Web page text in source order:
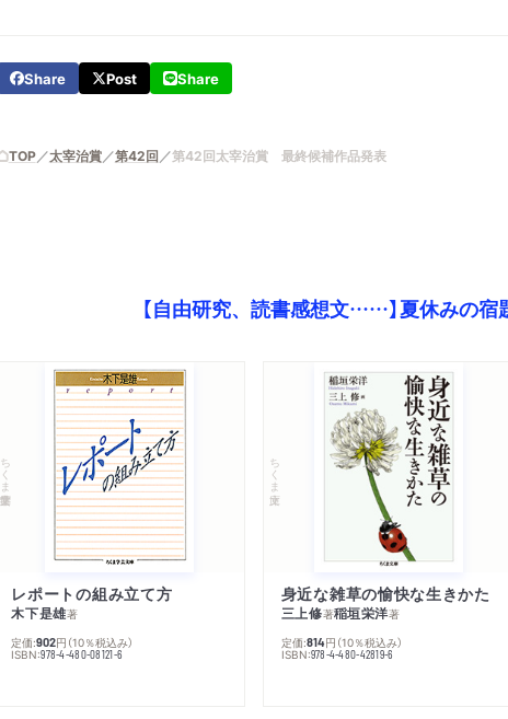
Share Post Share
TOP 太宰治賞 第42回 第42回太宰治賞 最終候補作品発表
【自由研究、読書感想文……】夏休みの宿
ちくま学芸文庫
レポートの組み立て方
木下是雄著
定価:902円 （10％税込み）
ISBN:978-4-480-08121-6
ちくま文庫
身近な雑草の愉快な生きかた
三上修著稲垣栄洋著
定価:814円 （10％税込み）
ISBN:978-4-480-42819-6